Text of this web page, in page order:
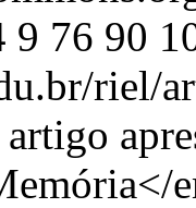
9 76 90
riel/